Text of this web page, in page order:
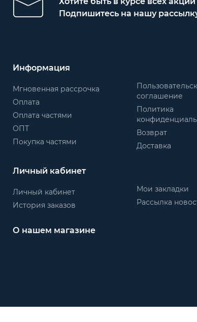
Подпишитесь на нашу
Информация
Мгновенная рассрочка
Оплата
Оплата частями
ОПТ
Покупка частями
соглашение
Политика
Возврат
Доставка
Личный кабинет
Личный кабинет
История заказов
Мои закладки
Рассылка
О нашем магазине